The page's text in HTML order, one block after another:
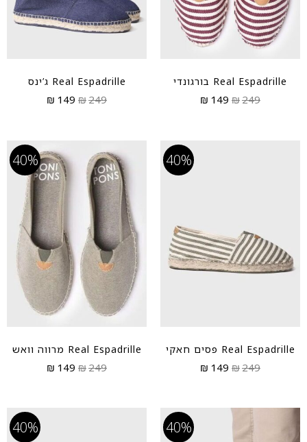
Real Espadrille בורגונדי
₪249
₪ 149
Real Espadrille ג’ינס
₪249
₪ 149
40%
Real Espadrille פסים חאקי
₪249
₪ 149
40%
Real Espadrille מרווה וואש
₪249
₪ 149
40%
40%